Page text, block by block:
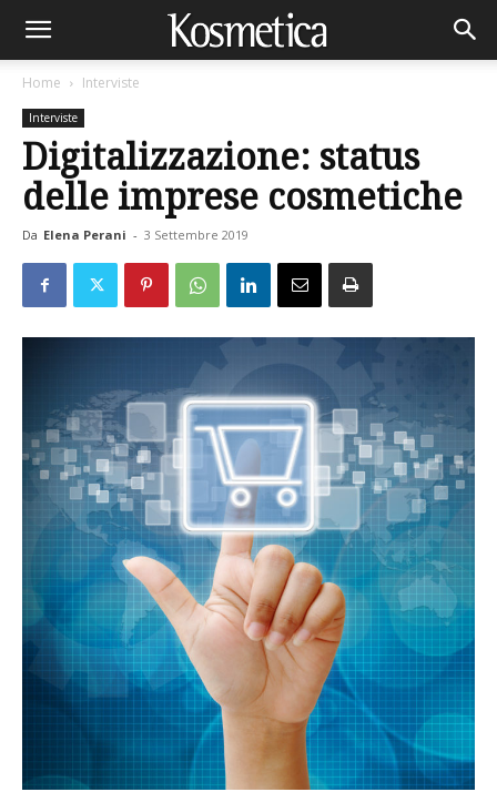
Home Interviste
Interviste
Digitalizzazione: status
delle imprese cosmetiche
Da Elena Perani - 3 Settembre 2019